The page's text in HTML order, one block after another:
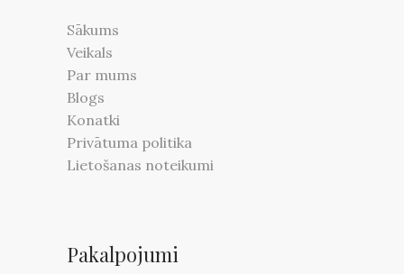
Sākums
Veikals
Par mums
Blogs
Konatki
Privātuma politika
Lietošanas noteikumi
Pakalpojumi